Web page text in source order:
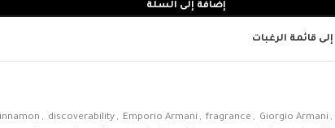
إضافة إلى السلة
قائمة الرغبات
, discoverability , Emporio Armani , fragrance , Giorgio Armani ,